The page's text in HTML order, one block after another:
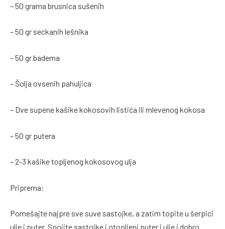
– 50 grama brusnica sušenih
– 50 gr seckanih lešnika
– 50 gr badema
– Šolja ovsenih pahuljica
– Dve supene kašike kokosovih listića ili mlevenog kokosa
– 50 gr putera
– 2-3 kašike topljenog kokosovog ulja
Priprema:
Pomešajte najpre sve suve sastojke, a zatim topite u šerpici
ulje i puter. Spojite sastojke i otopljeni puter i ulje i dobro